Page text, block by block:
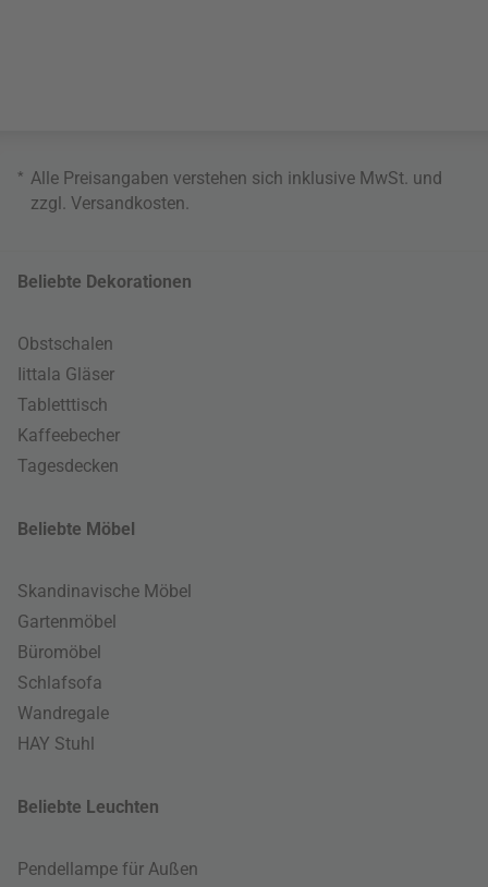
* Alle Preisangaben verstehen sich inklusive MwSt. und
zzgl. Versandkosten
Beliebte Dekorationen
Obstschalen
Iittala Gläser
Tabletttisch
Kaffeebecher
Tagesdecken
Beliebte Möbel
Skandinavische Möbel
Gartenmöbel
Büromöbel
Schlafsofa
Wandregale
HAY Stuhl
Beliebte Leuchten
Pendellampe für Außen